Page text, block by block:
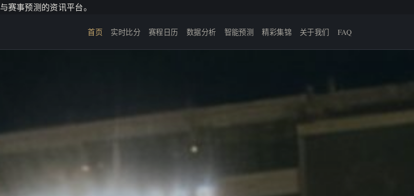
赛事预测的资讯平台。
首页 实时比分 赛程日历 数据分析 智能预测 精彩集锦 关于我们 FAQ